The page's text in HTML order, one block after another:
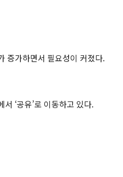
증가하면서 필요성이 커졌다.
서 ‘공유’로 이동하고 있다.